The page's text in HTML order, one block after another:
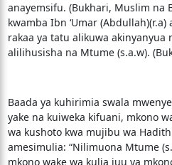
anayemsifu. (Bukhari, Muslim na
kwamba Ibn ‘Umar
rakaa ya tatu alikuwa akinyanyua
alilihusisha na Mtume (s.a.w).
Baada ya kuhirimia swala
yake na kuiweka kifuani, mkono
wa kushoto kwa mujibu wa
amesimulia: “Nilimuona Mtume
mkono wake wa kulia juu ya